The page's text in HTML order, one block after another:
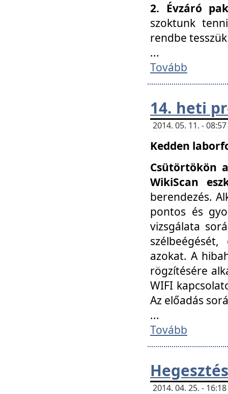
2. Évzáró
szoktunk
rendbe
...
Tovább
14. heti
2014. 05. 11. -
Kedden
Csütörtökön
WikiScan
berendezés.
pontos és
vizsgálata
azokat. A
rögzítésére
WIFI
Az előadás
...
Tovább
2014. 04. 25. -